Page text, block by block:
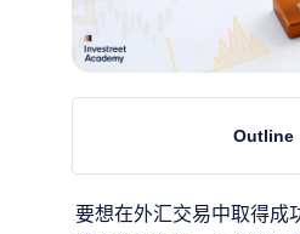
Outline
要想在外汇交易中取得成